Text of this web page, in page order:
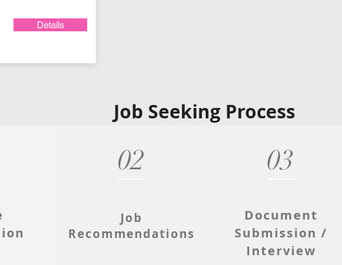
Details
02
Job
Recommendations
03
Document
Submission /
Interview
Job Seeking Process